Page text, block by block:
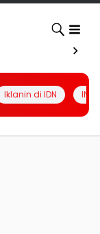
Iklanin di IDN